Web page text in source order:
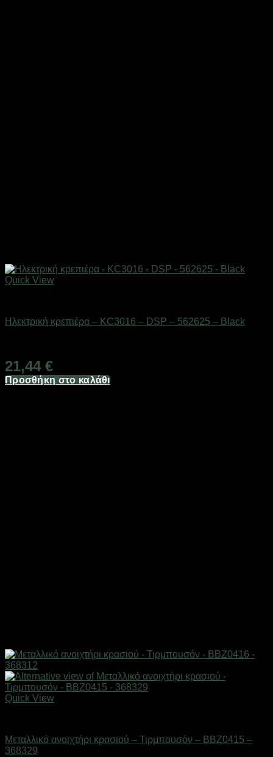
Quick View
Ηλεκτρική κρεπιέρα – KC3016 – DSP – 562625 – Black
21,44 €
Προσθήκη στο καλάθι
Quick View
Μεταλλικό ανοιχτήρι κρασιού – Τιρμπουσόν – BBZ0415 –
368329